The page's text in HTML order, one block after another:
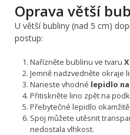
Oprava větší
U větší bubliny (nad 5 cm)
postup:
Nařízněte bublinu ve tvaru X
Jemně nadzvedněte okraje
Naneste vhodné lepidlo
Přitiskněte lino zpět na
Přebytečné lepidlo
Spoj můžete utěsnit
nedostala vlhkost.